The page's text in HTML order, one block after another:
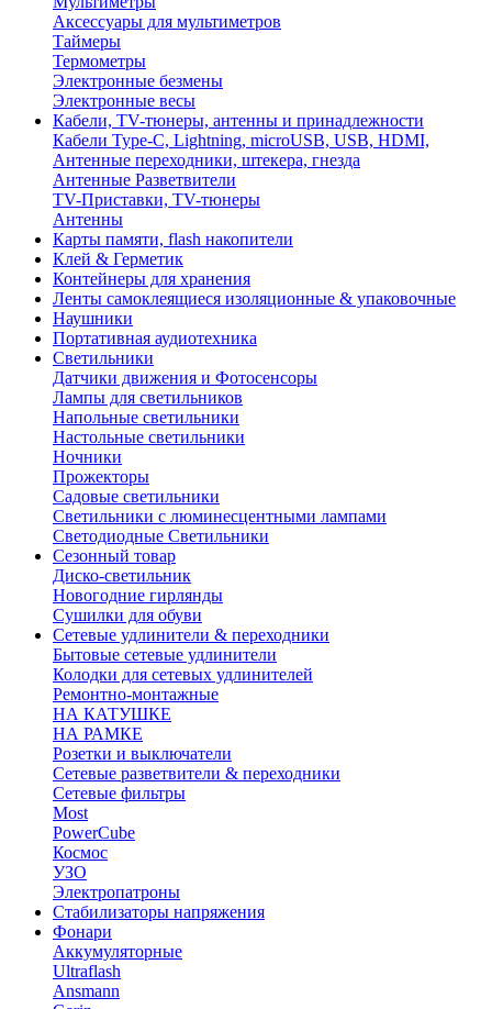
Аксессуары для мультиметров
Таймеры
Термометры
Электронные безмены
Электронные весы
Кабели, TV-тюнеры, антенны и принадлежности
Кабели Type-C, Lightning, microUSB, USB, HDMI,
Антенные переходники, штекера, гнезда
Антенные Разветвители
TV-Приставки, TV-тюнеры
Антенны
Карты памяти, flash накопители
Клей & Герметик
Контейнеры для хранения
Ленты самоклеящиеся изоляционные & упаковочные
Наушники
Портативная аудиотехника
Светильники
Датчики движения и Фотосенсоры
Лампы для светильников
Напольные светильники
Настольные светильники
Ночники
Прожекторы
Садовые светильники
Светильники с люминесцентными лампами
Светодиодные Светильники
Сезонный товар
Диско-светильник
Новогодние гирлянды
Сушилки для обуви
Сетевые удлинители & переходники
Бытовые сетевые удлинители
Колодки для сетевых удлинителей
Ремонтно-монтажные
НА КАТУШКЕ
НА РАМКЕ
Розетки и выключатели
Сетевые разветвители & переходники
Сетевые фильтры
Most
PowerCube
Космос
УЗО
Электропатроны
Стабилизаторы напряжения
Фонари
Аккумуляторные
Ultraflash
Ansmann